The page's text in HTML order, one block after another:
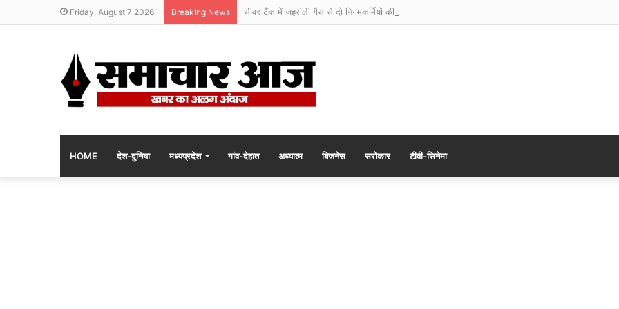
Friday, August 7 2026 Breaking News सीवर टैंक में जहरीली गैस से दो निगमकर्मियों की मौत
HOME देश-दुनिया मध्यप्रदेश गांव-देहात अध्यात्म बिजनेस सरोकार टीवी-सिनेमा